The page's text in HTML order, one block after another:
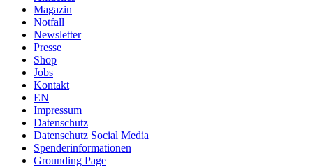
Magazin
Notfall
Newsletter
Presse
Shop
Jobs
Kontakt
EN
Impressum
Datenschutz
Datenschutz Social Media
Spenderinformationen
Grounding Page